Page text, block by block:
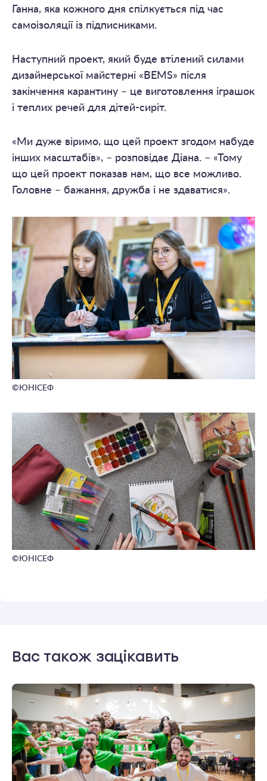
Ганна, яка кожного дня спілкується під час
самоізоляції із підписниками.
Наступний проект, який буде втілений силами
дизайнерської майстерні «BEMS» після
закінчення карантину – це виготовлення іграшок
і теплих речей для дітей-сиріт.
«Ми дуже віримо, що цей проект згодом набуде
інших масштабів», – розповідає Діана. – «Тому
що цей проект показав нам, що все можливо.
Головне – бажання, дружба і не здаватися».
© ЮНІСЕФ
© ЮНІСЕФ
Вас також зацікавить